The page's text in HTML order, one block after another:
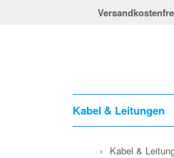
Kabel & Leitungen
› Kabel &